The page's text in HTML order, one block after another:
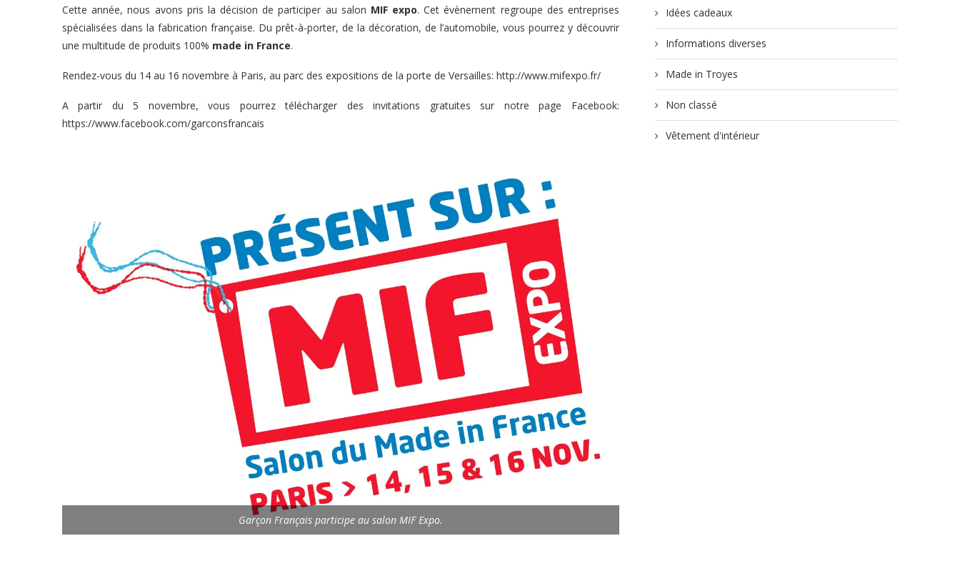
Cette année, nous avons pris la décision de participer au salon MIF expo. Cet évènement regroupe des entreprises
spécialisées dans la fabrication française. Du prêt-à-porter, de la décoration, de l’automobile, vous pourrez y découvrir
une multitude de produits 100% made in France.
Rendez-vous du 14 au 16 novembre à Paris, au parc des expositions de la porte de Versailles: http://www.mifexpo.fr/
A partir du 5 novembre, vous pourrez télécharger des invitations gratuites sur notre page Facebook:
https://www.facebook.com/garconsfrancais
Garçon Français participe au salon MIF Expo.
Idées cadeaux
Informations diverses
Made in Troyes
Non classé
Vêtement d'intérieur